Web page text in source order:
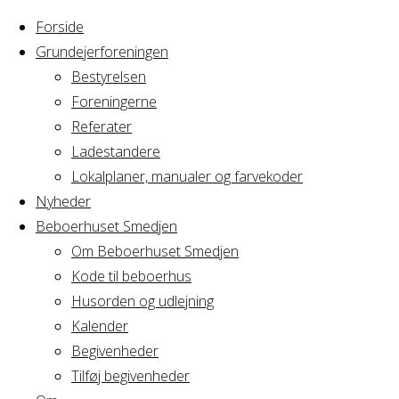
Forside
Grundejerforeningen
Bestyrelsen
Foreningerne
Referater
Ladestandere
Lokalplaner, manualer og farvekoder
Nyheder
Beboerhuset Smedjen
Om Beboerhuset Smedjen
Kode til beboerhus
Husorden og udlejning
Kalender
Begivenheder
Tilføj begivenheder
Home
Arrangement
Kollegafrokost
Kollegafrokost
Hvornår
04/09/2018
12:00 - 18:00